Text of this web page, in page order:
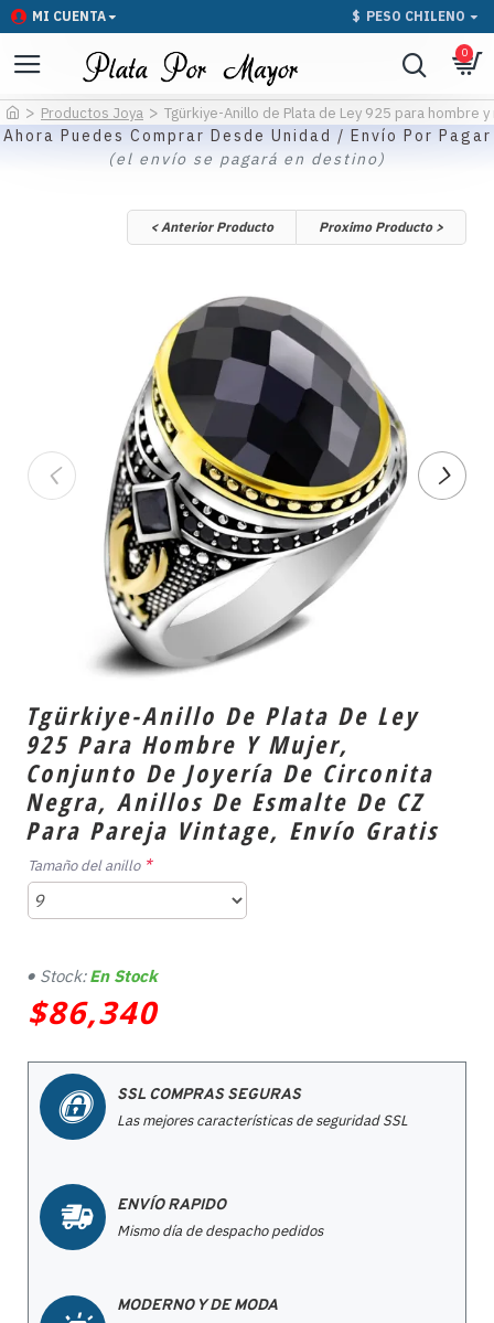
MI CUENTA $ PESO CHILENO
0
Productos Joya Tgürkiye-Anillo de Plata de Ley 925 para hombre
Ahora Puedes Comprar Desde Unidad / Envío Por Pagar
(el envío se pagará en destino)
< Anterior Producto Proximo Producto >
Tgürkiye-Anillo De Plata De Ley
925 Para Hombre Y Mujer,
Conjunto De Joyería De Circonita
Negra, Anillos De Esmalte De CZ
Para Pareja Vintage, Envío Gratis
$86,340
Stock: En Stock
Tamaño del anillo
SSL COMPRAS SEGURAS
Las mejores características de seguridad SSL
ENVÍO RAPIDO
Mismo día de despacho pedidos
MODERNO Y DE MODA